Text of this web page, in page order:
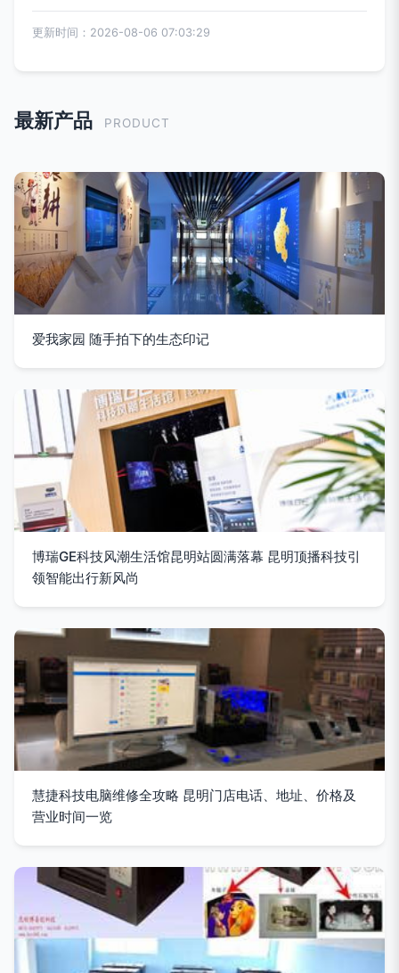
更新时间：2026-08-06 07:03:29
最新产品 PRODUCT
爱我家园 随手拍下的生态印记
博瑞GE科技风潮生活馆昆明站圆满落幕 昆明顶播科技引
领智能出行新风尚
慧捷科技电脑维修全攻略 昆明门店电话、地址、价格及
营业时间一览